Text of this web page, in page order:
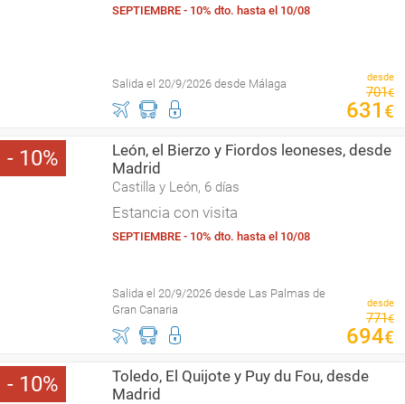
SEPTIEMBRE - 10% dto. hasta el 10/08
Salida el 20/9/2026 desde Málaga desde
701€
631 €
10
León, el Bierzo y Fiordos leoneses, desde
Madrid
Castilla y León, 6 días
Estancia con visita
SEPTIEMBRE - 10% dto. hasta el 10/08
Salida el 20/9/2026 desde Las Palmas de
Gran Canaria
desde
771€
694€
10
Toledo, El Quijote y Puy du Fou, desde
Madrid